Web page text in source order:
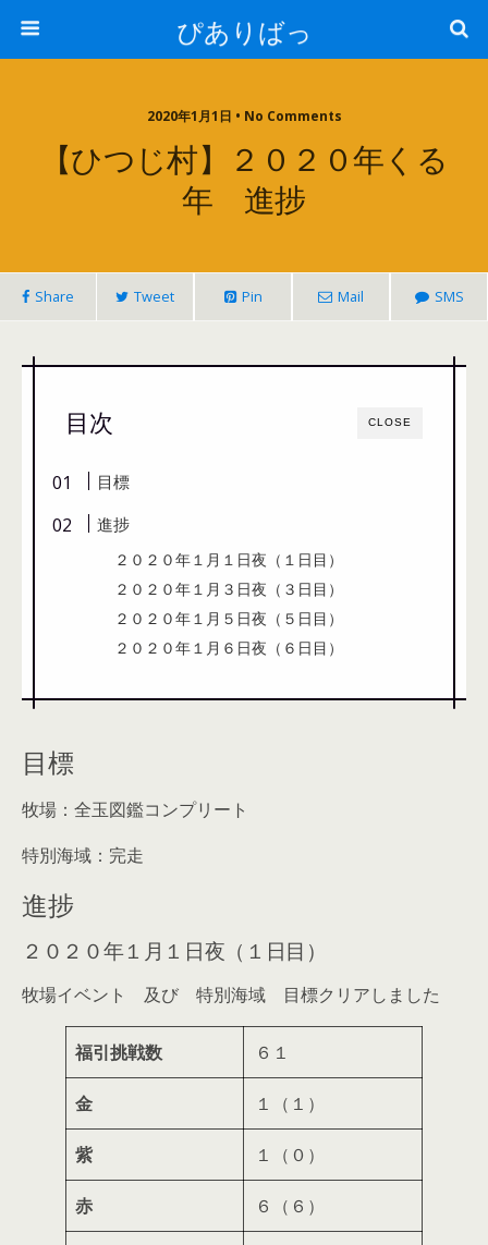
ぴありばっ
2020年1月1日 • No Comments
【ひつじ村】２０２０年くる
年 進捗
Share Tweet Pin Mail SMS
CLOSE
目次
目標
進捗
２０２０年１月１日夜（１日目）
２０２０年１月３日夜（３日目）
２０２０年１月５日夜（５日目）
２０２０年１月６日夜（６日目）
目標
牧場：全玉図鑑コンプリート
特別海域：完走
進捗
２０２０年１月１日夜（１日目）
牧場イベント 及び 特別海域 目標クリアしました
福引挑戦数 ６１
金 １（１）
紫 １（０）
赤 ６（６）